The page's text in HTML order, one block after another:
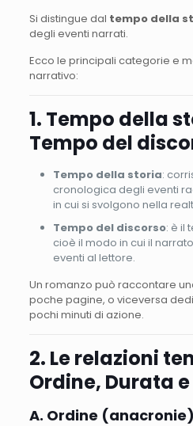
Si distingue dal tempo della
degli eventi narrati.
Ecco le principali categorie e
narrativo:
1. Tempo della
Tempo del
Tempo della storia:
cronologica degli eventi
in cui si svolgono nella
Tempo del discorso: è il
cioè il modo in cui il
eventi al lettore.
Un romanzo può raccontare
poche pagine, o viceversa
pochi minuti di azione.
2. Le relazioni
Ordine, Durata
A. Ordine (anacronie)